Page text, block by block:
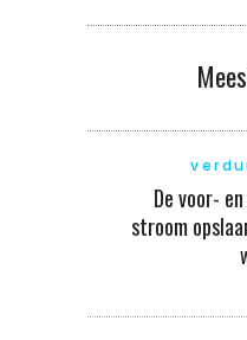
De voor-
stroom